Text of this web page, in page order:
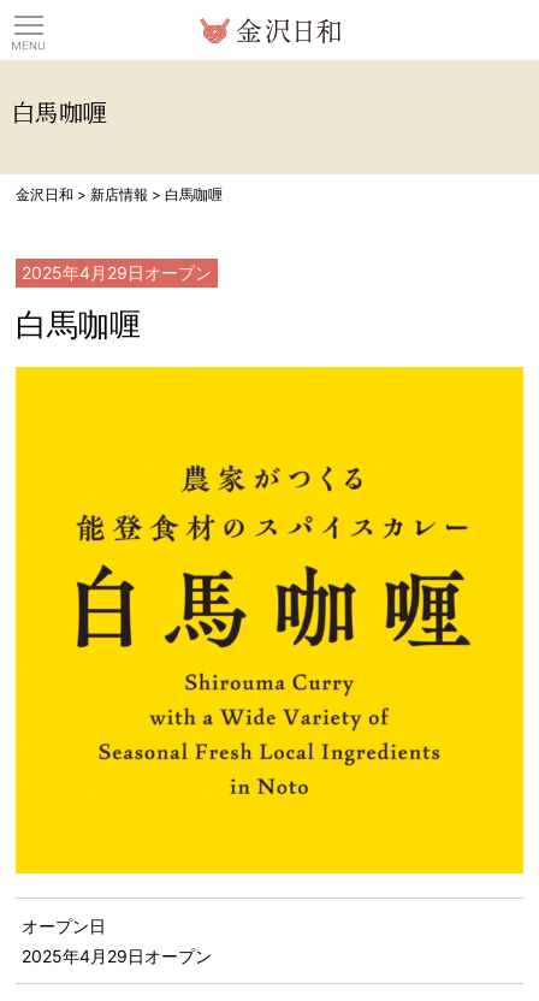
白馬咖喱
金沢日和 >新店情報 >白馬咖喱
2025年4月29日オープン
白馬咖喱
オープン日
2025年4月29日オープン